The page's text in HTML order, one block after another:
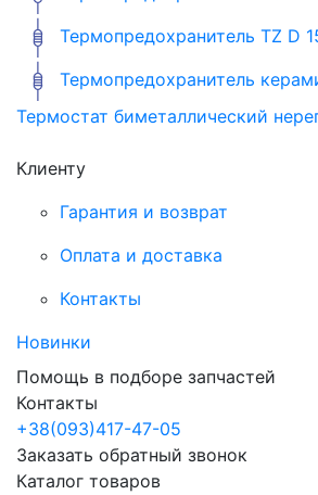
Термопредохранитель TZ D
Термопредохранитель
Термостат биметаллический
Клиенту
Гарантия и возврат
Оплата и доставка
Контакты
Новинки
Помощь в подборе запчастей
Контакты
+38(093)417-47-05
Заказать обратный звонок
Каталог товаров